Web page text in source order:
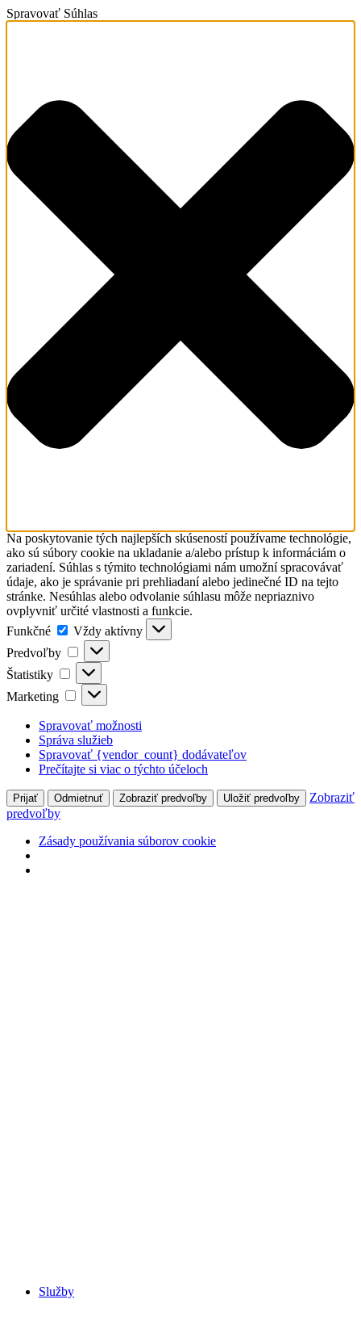
Spravovať Súhlas
Na poskytovanie tých najlepších skúseností používame technológie,
ako sú súbory cookie na ukladanie a/alebo prístup k informáciám o
zariadení. Súhlas s týmito technológiami nám umožní spracovávať
údaje, ako je správanie pri prehliadaní alebo jedinečné ID na tejto
stránke. Nesúhlas alebo odvolanie súhlasu môže nepriaznivo
ovplyvniť určité vlastnosti a funkcie.
Funkčné
Funkčné
Vždy aktívny
Predvoľby
Predvoľby
Štatistiky Štatistiky
Marketing Marketing
Spravovať možnosti
Správa služieb
Spravovať {vendor_count} dodávateľov
Prečítajte si viac o týchto účeloch
Prijať Odmietnuť Zobraziť predvoľby Uložiť predvoľby
Zobraziť
predvoľby
Zásady používania súborov cookie
Služby